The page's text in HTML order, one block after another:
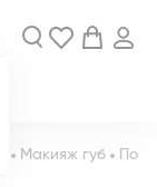
Макияж губ